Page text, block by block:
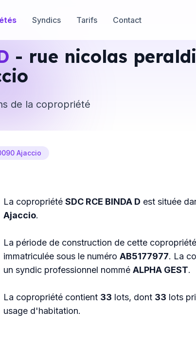
Syndics Tarifs Contact
- rue nicolas
de la copropriété
Ajaccio
La copropriété SDC RCE BINDA D est située
Ajaccio.
La période de construction de cette
immatriculée sous le numéro AB5177977. La
un syndic professionnel nommé ALPHA GEST.
La copropriété contient 33 lots, dont 33 lots
usage d'habitation.